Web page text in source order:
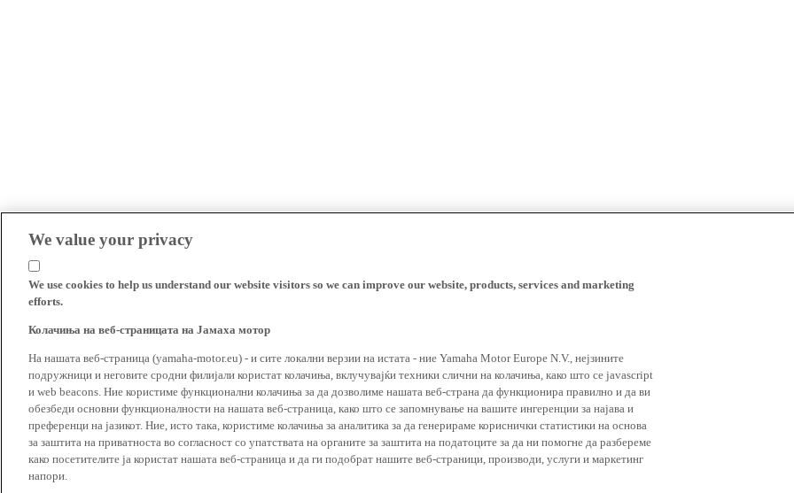
We value your privacy
We use cookies to help us understand our website visitors so we can improve our website, products, services and marketing
efforts.
Колачиња на веб-страницата на Јамаха мотор
На нашата веб-страница (yamaha-motor.eu) - и сите локални верзии на истата - ние Yamaha Motor Europe N.V., нејзините
подружници и неговите сродни филијали користат колачиња, вклучувајќи техники слични на колачиња, како што се javascript
и web beacons. Ние користиме функционални колачиња за да дозволиме нашата веб-страна да функционира правилно и да ви
обезбеди основни функционалности на нашата веб-страница, како што се запомнување на вашите ингеренции за најава и
преференци на јазикот. Ние, исто така, користиме колачиња за аналитика за да генерираме кориснички статистики на основа
за заштита на приватноста во согласност со упатствата на органите за заштита на податоците за да ни помогне да разбереме
како посетителите ја користат нашата веб-страница и да ги подобрат нашите веб-страници, производи, услуги и маркетинг
напори.